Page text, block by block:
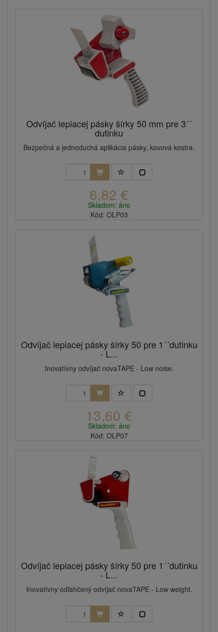
Odvíjač lepiacej pásky šírky 50 mm pre 3´´
dutinku
Bezpečná a jednoduchá aplikácia pásky, kovová kostra.
6,82 €
Skladom: áno
Kód: OLP03
Odvíjač lepiacej pásky šírky 50 pre 1´´dutinku
- L...
Inovatívny odvíjač novaTAPE - Low noise.
13,60 €
Skladom: áno
Kód: OLP07
Odvíjač lepiacej pásky šírky 50 pre 1´´dutinku
- L...
Inovatívny odľahčený odvíjač novaTAPE - Low weight.